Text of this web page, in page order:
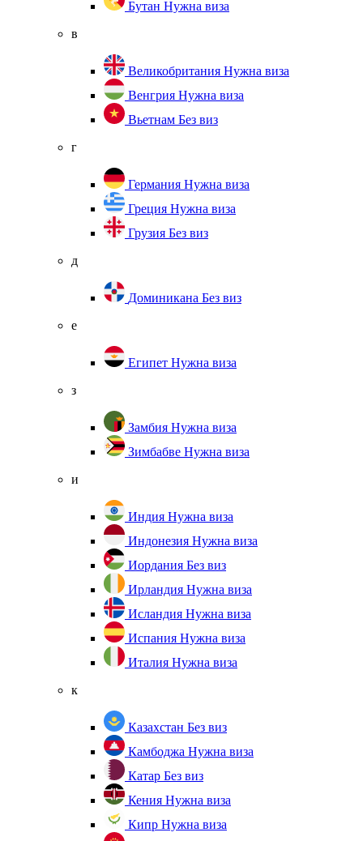
Бутан Нужна виза
в
Великобритания Нужна виза
Венгрия Нужна виза
Вьетнам Без виз
г
Германия Нужна виза
Греция Нужна виза
Грузия Без виз
д
Доминикана Без виз
е
Египет Нужна виза
з
Замбия Нужна виза
Зимбабве Нужна виза
и
Индия Нужна виза
Индонезия Нужна виза
Иордания Без виз
Ирландия Нужна виза
Исландия Нужна виза
Испания Нужна виза
Италия Нужна виза
к
Казахстан Без виз
Камбоджа Нужна виза
Катар Без виз
Кения Нужна виза
Кипр Нужна виза